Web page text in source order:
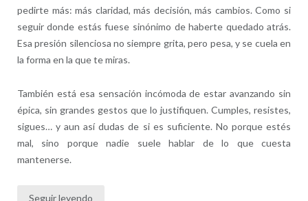
pedirte más: más claridad, más decisión, más cambios. Como si
seguir donde estás fuese sinónimo de haberte quedado atrás.
Esa presión silenciosa no siempre grita, pero pesa, y se cuela en
la forma en la que te miras.
También está esa sensación incómoda de estar avanzando sin
épica, sin grandes gestos que lo justifiquen. Cumples, resistes,
sigues… y aun así dudas de si es suficiente. No porque estés
mal, sino porque nadie suele hablar de lo que cuesta
mantenerse.
Seguir leyendo